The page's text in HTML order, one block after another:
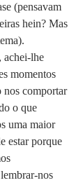
(pensavam
hein? Mas
achei-lhe
momentos
nos comportar
o que
uma maior
estar porque
nos